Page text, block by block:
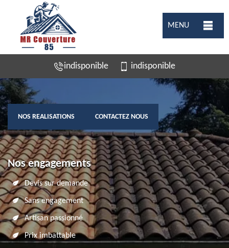
MENU
indisponible indisponible
NOS REALISATIONS CONTACTEZ NOUS
Nos engagements
Devis sur demande
Sans engagement
Artisan passionné
Prix imbattable